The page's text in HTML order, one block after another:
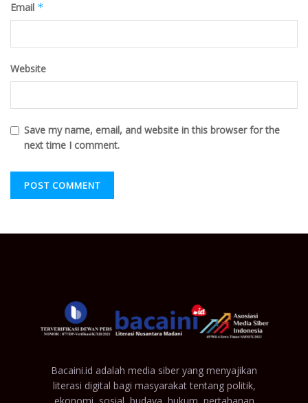
Email *
Website
Save my name, email, and website in this browser for the
next time I comment.
Bacaini.id adalah media siber yang menyajikan
literasi digital bagi masyarakat tentang politik,